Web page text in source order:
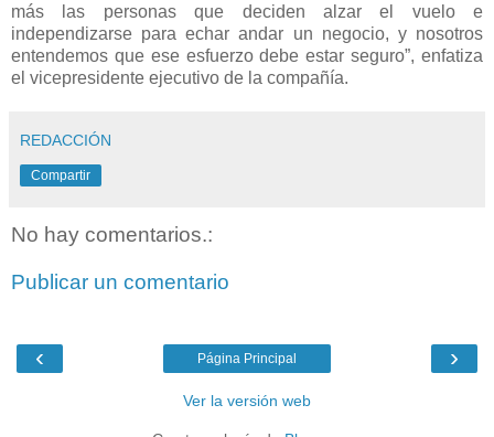
más las personas que deciden alzar el vuelo e
independizarse para echar andar un negocio, y nosotros
entendemos que ese esfuerzo debe estar seguro”, enfatiza
el vicepresidente ejecutivo de la compañía.
REDACCIÓN
Compartir
No hay comentarios.:
Publicar un comentario
‹ ›
Página Principal
Ver la versión web